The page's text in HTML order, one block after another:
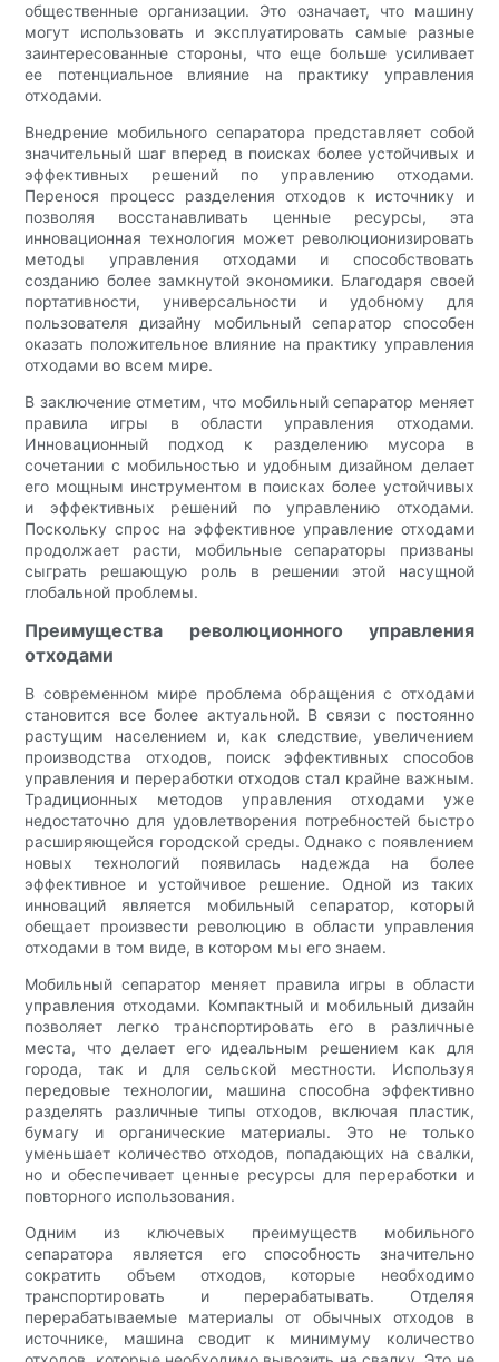
общественные организации. Это означает, что машину
могут использовать и эксплуатировать самые разные
заинтересованные стороны, что еще больше усиливает
ее потенциальное влияние на практику управления
отходами.
Внедрение мобильного сепаратора представляет собой
значительный шаг вперед в поисках более устойчивых и
эффективных решений по управлению отходами.
Перенося процесс разделения отходов к источнику и
позволяя восстанавливать ценные ресурсы, эта
инновационная технология может революционизировать
методы управления отходами и способствовать
созданию более замкнутой экономики. Благодаря своей
портативности, универсальности и удобному для
пользователя дизайну мобильный сепаратор способен
оказать положительное влияние на практику управления
отходами во всем мире.
В заключение отметим, что мобильный сепаратор меняет
правила игры в области управления отходами.
Инновационный подход к разделению мусора в
сочетании с мобильностью и удобным дизайном делает
его мощным инструментом в поисках более устойчивых
и эффективных решений по управлению отходами.
Поскольку спрос на эффективное управление отходами
продолжает расти, мобильные сепараторы призваны
сыграть решающую роль в решении этой насущной
глобальной проблемы.
Преимущества революционного управления
отходами
В современном мире проблема обращения с отходами
становится все более актуальной. В связи с постоянно
растущим населением и, как следствие, увеличением
производства отходов, поиск эффективных способов
управления и переработки отходов стал крайне важным.
Традиционных методов управления отходами уже
недостаточно для удовлетворения потребностей быстро
расширяющейся городской среды. Однако с появлением
новых технологий появилась надежда на более
эффективное и устойчивое решение. Одной из таких
инноваций является мобильный сепаратор, который
обещает произвести революцию в области управления
отходами в том виде, в котором мы его знаем.
Мобильный сепаратор меняет правила игры в области
управления отходами. Компактный и мобильный дизайн
позволяет легко транспортировать его в различные
места, что делает его идеальным решением как для
города, так и для сельской местности. Используя
передовые технологии, машина способна эффективно
разделять различные типы отходов, включая пластик,
бумагу и органические материалы. Это не только
уменьшает количество отходов, попадающих на свалки,
но и обеспечивает ценные ресурсы для переработки и
повторного использования.
Одним из ключевых преимуществ мобильного
сепаратора является его способность значительно
сократить объем отходов, которые необходимо
транспортировать и перерабатывать. Отделяя
перерабатываемые материалы от обычных отходов в
источнике, машина сводит к минимуму количество